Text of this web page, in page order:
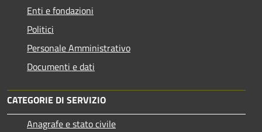
Enti e fondazioni
Politici
Personale Amministrativo
Documenti e dati
CATEGORIE DI SERVIZIO
Anagrafe e stato civile